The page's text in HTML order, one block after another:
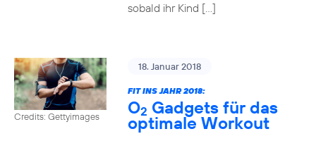
sobald ihr Kind […]
Credits: Gettyimages
18. Januar 2018
FIT INS JAHR 2018:
O2 Gadgets für das
optimale Workout